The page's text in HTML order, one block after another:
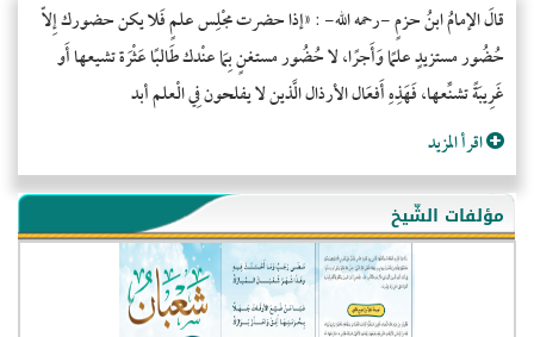
قالَ الإمامُ ابنُ حزمٍ -رحمه الله- : «إذا حضرت مجْلِس علمٍ فَلا يكن حضورك إِلاّ
حُضُور مستزيدٍ علمًا وَأَجرًا، لا حُضُور مستغنٍ بِمَا عنْدك طَالبًا عَثْرَة تشيعها أَو
غَرِيبَةً تشنِّعها، فَهَذِهِ أَفعَال الأرذال الَّذين لا يفلحون فِي الْعلم أبد
اقرأ المزيد
مؤلفات الشّيخ